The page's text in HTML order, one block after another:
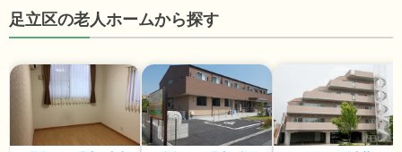
足立区の老人ホームから探す